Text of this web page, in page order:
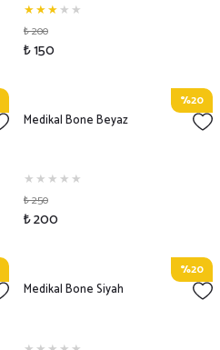
₺ 200
₺ 150
%20
Medikal Bone Beyaz
₺ 250
₺ 200
%20
Medikal Bone Siyah